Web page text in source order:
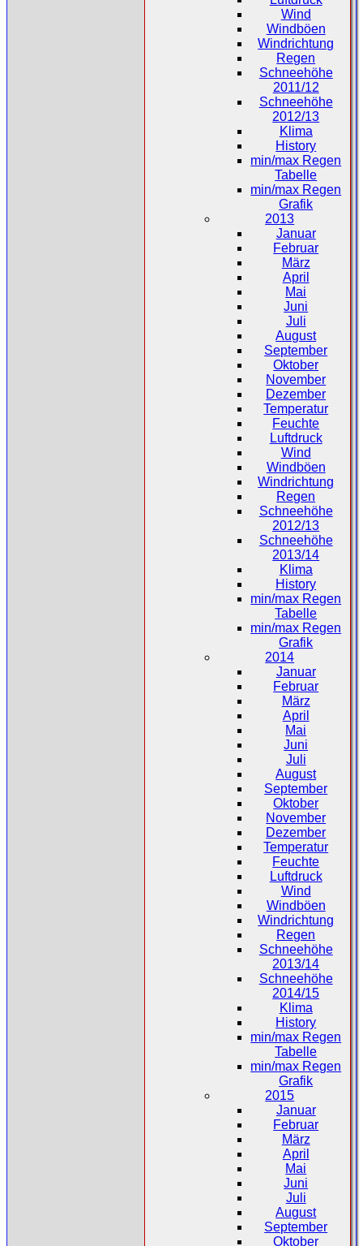
Wind
Windböen
Windrichtung
Regen
Schneehöhe
2011/12
Schneehöhe
2012/13
Klima
History
min/max Regen
Tabelle
min/max Regen
Grafik
2013
Januar
Februar
März
April
Mai
Juni
Juli
August
September
Oktober
November
Dezember
Temperatur
Feuchte
Luftdruck
Wind
Windböen
Windrichtung
Regen
Schneehöhe
2012/13
Schneehöhe
2013/14
Klima
History
min/max Regen
Tabelle
min/max Regen
Grafik
2014
Januar
Februar
März
April
Mai
Juni
Juli
August
September
Oktober
November
Dezember
Temperatur
Feuchte
Luftdruck
Wind
Windböen
Windrichtung
Regen
Schneehöhe
2013/14
Schneehöhe
2014/15
Klima
History
min/max Regen
Tabelle
min/max Regen
Grafik
2015
Januar
Februar
März
April
Mai
Juni
Juli
August
September
Oktober